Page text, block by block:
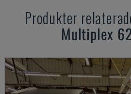
Produkter
Multiplex